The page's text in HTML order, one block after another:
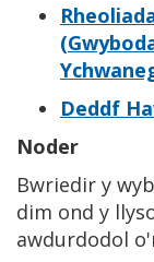
Deddf
Noder
Bwriedir y
dim ond y
awdurdodol